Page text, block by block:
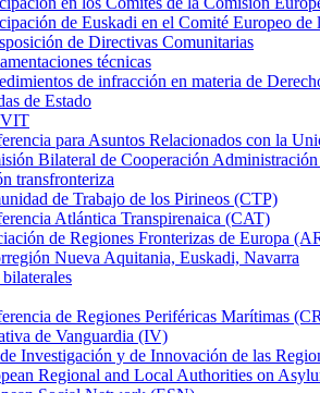
de Euskadi en el Comité Europeo de
de Directivas Comunitarias
técnicas
de infracción en materia de
de Estado
para Asuntos Relacionados con la
Bilateral de Cooperación
transfronteriza
de Trabajo de los Pirineos (CTP)
Atlántica Transpirenaica (CAT)
de Regiones Fronterizas de Europa
Nueva Aquitania, Euskadi, Navarra
de Regiones Periféricas Marítimas
de Vanguardia (IV)
Investigación y de Innovación de las
Regional and Local Authorities on